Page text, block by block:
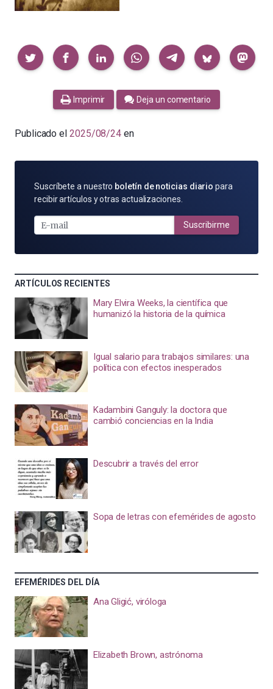
Compartir
Imprimir Deja un comentario
Publicado el 2025/08/24 en
SUSCRÍBETE
POR
MAIL
Suscríbete a nuestro boletín de noticias diario para
recibir artículos y otras actualizaciones.
Suscribirme
ARTÍCULOS RECIENTES
Mary Elvira Weeks, la científica que
humanizó la historia de la química
Igual salario para trabajos similares: una
política con efectos inesperados
Kadambini Ganguly: la doctora que
cambió conciencias en la India
Descubrir a través del error
Sopa de letras con efemérides de agosto
EFEMÉRIDES DEL DÍA
Ana Gligić, viróloga
Elizabeth Brown, astrónoma